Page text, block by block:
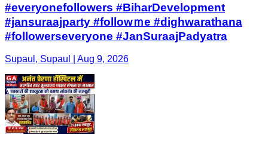
#everyonefollowers #BiharDevelopment
#jansuraajparty #followｍe #dighwarathana
#followerseveryone #JanSuraajPadyatra
Supaul, Supaul | Aug 9, 2026